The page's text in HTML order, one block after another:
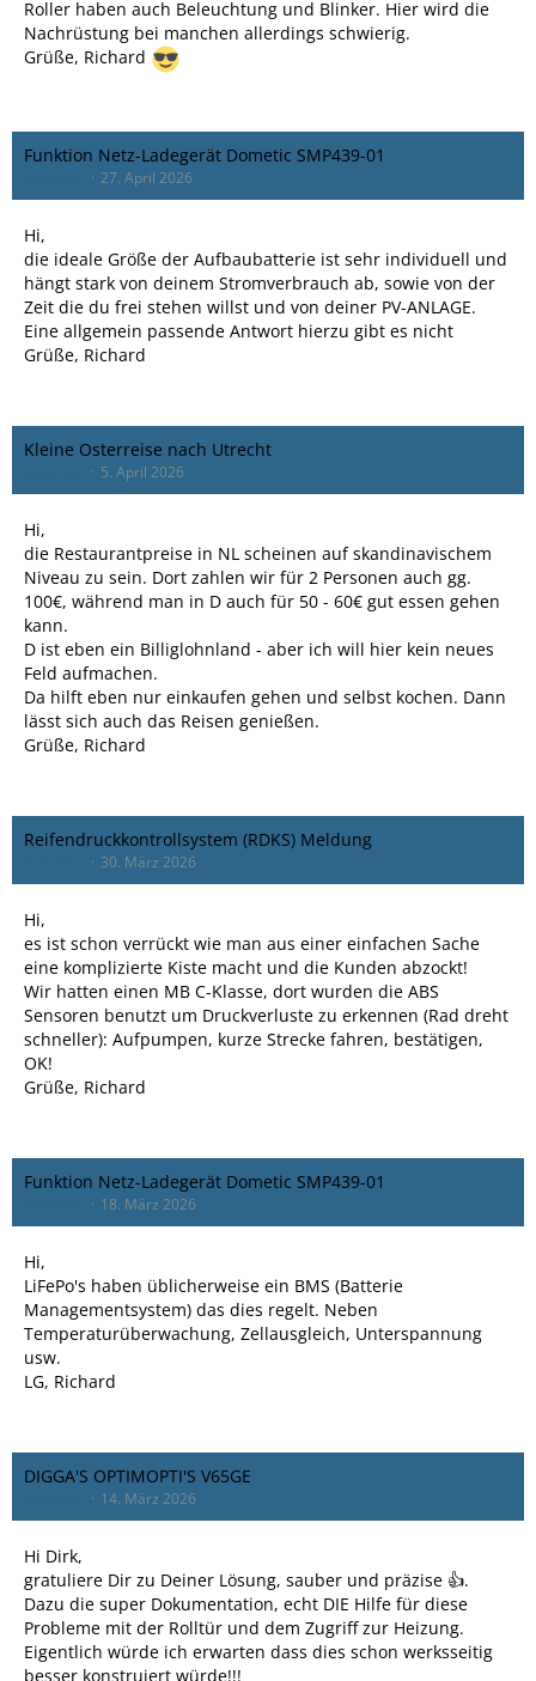
Roller haben auch Beleuchtung und Blinker. Hier wird die
Nachrüstung bei manchen allerdings schwierig.
Grüße, Richard
Funktion Netz-Ladegerät Dometic SMP439-01
27. April 2026
Hi,
die ideale Größe der Aufbaubatterie ist sehr individuell und
hängt stark von deinem Stromverbrauch ab, sowie von der
Zeit die du frei stehen willst und von deiner PV-ANLAGE.
Eine allgemein passende Antwort hierzu gibt es nicht
Grüße, Richard
Kleine Osterreise nach Utrecht
5. April 2026
Hi,
die Restaurantpreise in NL scheinen auf skandinavischem
Niveau zu sein. Dort zahlen wir für 2 Personen auch gg.
100€, während man in D auch für 50 - 60€ gut essen gehen
kann.
D ist eben ein Billiglohnland - aber ich will hier kein neues
Feld aufmachen.
Da hilft eben nur einkaufen gehen und selbst kochen. Dann
lässt sich auch das Reisen genießen.
Grüße, Richard
Reifendruckkontrollsystem (RDKS) Meldung
30. März 2026
Hi,
es ist schon verrückt wie man aus einer einfachen Sache
eine komplizierte Kiste macht und die Kunden abzockt!
Wir hatten einen MB C-Klasse, dort wurden die ABS
Sensoren benutzt um Druckverluste zu erkennen (Rad dreht
schneller): Aufpumpen, kurze Strecke fahren, bestätigen,
OK!
Grüße, Richard
Funktion Netz-Ladegerät Dometic SMP439-01
18. März 2026
Hi,
LiFePo's haben üblicherweise ein BMS (Batterie
Managementsystem) das dies regelt. Neben
Temperaturüberwachung, Zellausgleich, Unterspannung
usw.
LG, Richard
DIGGA'S OPTIMOPTI'S V65GE
14. März 2026
Hi Dirk,
gratuliere Dir zu Deiner Lösung, sauber und präzise 👍.
Dazu die super Dokumentation, echt DIE Hilfe für diese
Probleme mit der Rolltür und dem Zugriff zur Heizung.
Eigentlich würde ich erwarten dass dies schon werksseitig
besser konstruiert würde!!!